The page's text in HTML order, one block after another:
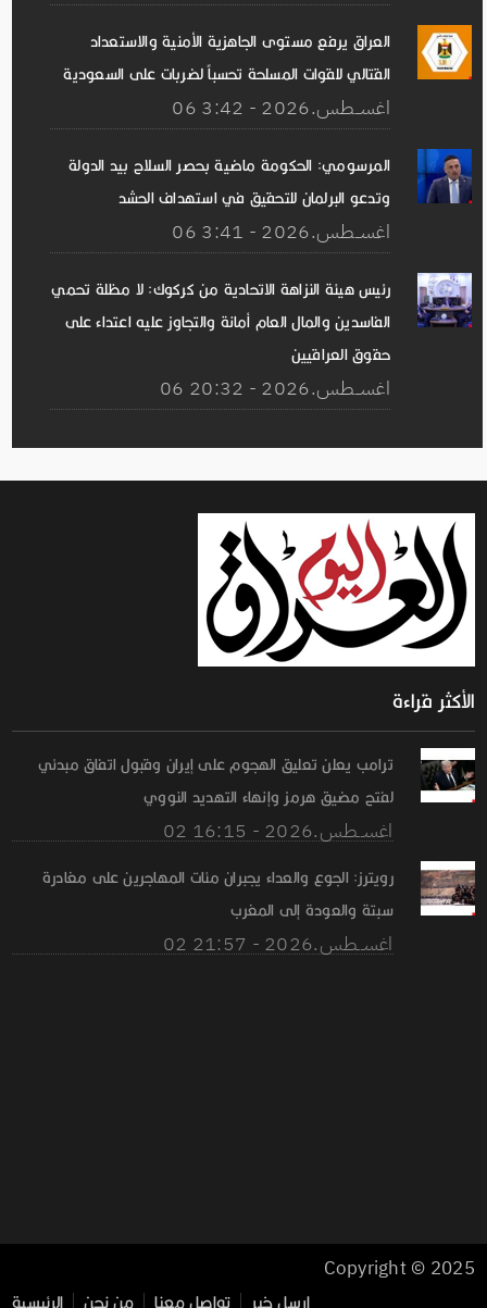
العراق يرفع مستوى الجاهزية الأمنية والاستعداد
القتالي للقوات المسلحة تحسباً لضربات على السعودية
06 اغســطس.2026 - 3:42
المرسومي: الحكومة ماضية بحصر السلاح بيد الدولة
وتدعو البرلمان للتحقيق في استهداف الحشد
06 اغســطس.2026 - 3:41
رئيس هيئة النزاهة الاتحادية من كركوك: لا مظلة تحمي
الفاسدين والمال العام أمانة والتجاوز عليه اعتداء على
حقوق العراقيين
06 اغســطس.2026 - 20:32
الأكثر قراءة
ترامب يعلن تعليق الهجوم على إيران وقبول اتفاق مبدئي
لفتح مضيق هرمز وإنهاء التهديد النووي
02 اغســطس.2026 - 16:15
رويترز: الجوع والعداء يجبران مئات المهاجرين على مغادرة
سبتة والعودة إلى المغرب
02 اغســطس.2026 - 21:57
Copyright © 2025
الرئيسية من نحن تواصل معنا ارسل خبر